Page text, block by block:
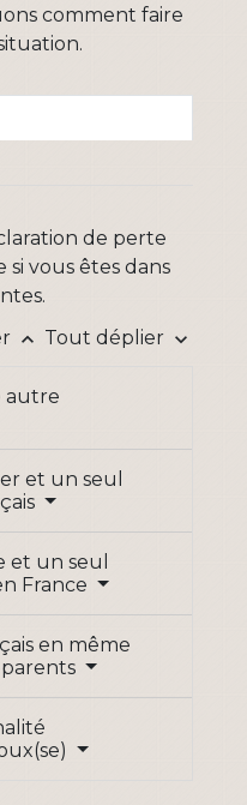
comment faire
de perte
si vous êtes dans
keyboard_arrow_up Tout déplier keyboard_arrow_down
autre
et un seul
et un seul
France
en même